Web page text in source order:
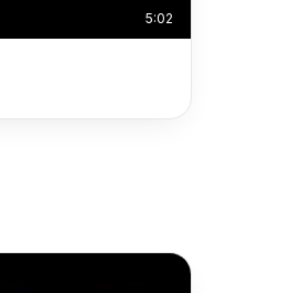
5:02